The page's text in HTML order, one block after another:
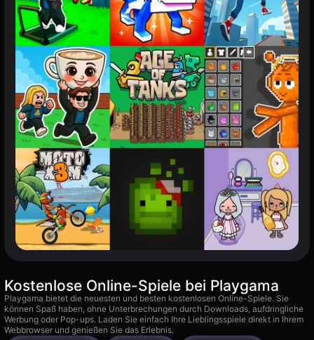
Kostenlose Online-Spiele bei Playgama
Playgama bietet die neuesten und besten kostenlosen Online-Spiele. Sie
können Spaß haben, ohne Unterbrechungen durch Downloads, aufdringliche
Werbung oder Pop-ups. Laden Sie einfach Ihre Lieblingsspiele direkt in Ihrem
Webbrowser und genießen Sie das Erlebnis.